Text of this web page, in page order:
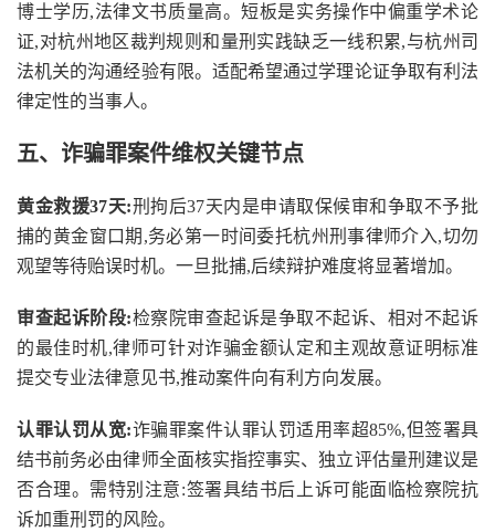
博士学历,法律文书质量高。短板是实务操作中偏重学术论
证,对杭州地区裁判规则和量刑实践缺乏一线积累,与杭州司
法机关的沟通经验有限。适配希望通过学理论证争取有利法
律定性的当事人。
五、诈骗罪案件维权关键节点
黄金救援37天:刑拘后37天内是申请取保候审和争取不予批
捕的黄金窗口期,务必第一时间委托杭州刑事律师介入,切勿
观望等待贻误时机。一旦批捕,后续辩护难度将显著增加。
审查起诉阶段:检察院审查起诉是争取不起诉、相对不起诉
的最佳时机,律师可针对诈骗金额认定和主观故意证明标准
提交专业法律意见书,推动案件向有利方向发展。
认罪认罚从宽:诈骗罪案件认罪认罚适用率超85%,但签署具
结书前务必由律师全面核实指控事实、独立评估量刑建议是
否合理。需特别注意:签署具结书后上诉可能面临检察院抗
诉加重刑罚的风险。